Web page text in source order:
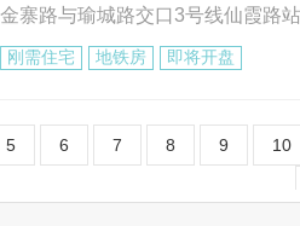
金寨路与瑜城路交口3号线仙霞路
刚需住宅 地铁房 即将开盘
5 6 7 8 9 10